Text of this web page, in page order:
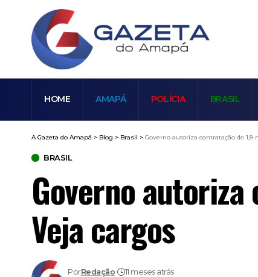
HOME AMAPÁ POLÍCIA BRASIL
A Gazeta do Amapá > Blog > Brasil > Governo autoriza contratação de 1,8
BRASIL
Governo autoriza
Veja cargos
PorRedação 11 meses atrás